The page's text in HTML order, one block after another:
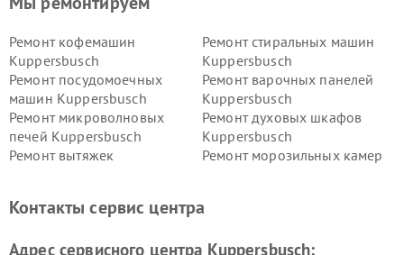
Ремонт кофемашин
Kuppersbusch
Ремонт стиральных машин
Kuppersbusch
Ремонт посудомоечных
машин Kuppersbusch
Ремонт варочных панелей
Kuppersbusch
Ремонт микроволновых
печей Kuppersbusch
Ремонт духовых шкафов
Kuppersbusch
Ремонт вытяжек
Ремонт морозильных камер
Kuppersbusch
вакуумных упаковщиков
Ремонт сушильных машин Kuppersbusch
Контакты сервис центра
Адрес сервисного центра Kuppersbusch: